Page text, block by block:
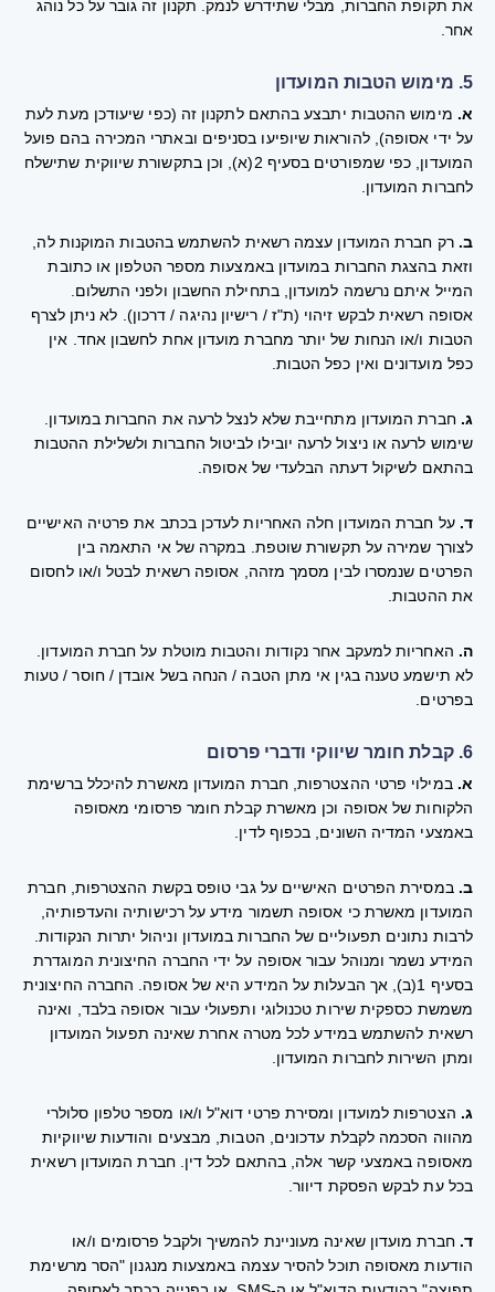
את תקופת החברות, מבלי שתידרש לנמק. תקנון זה גובר על כל נוהג
אחר.
5. מימוש הטבות המועדון
א. מימוש ההטבות יתבצע בהתאם לתקנון זה (כפי שיעודכן מעת לעת
על ידי אסופה), להוראות שיופיעו בסניפים ובאתרי המכירה בהם פועל
המועדון, כפי שמפורטים בסעיף 2(א), וכן בתקשורת שיווקית שתישלח
לחברות המועדון.
ב. רק חברת המועדון עצמה רשאית להשתמש בהטבות המוקנות לה,
וזאת בהצגת החברות במועדון באמצעות מספר הטלפון או כתובת
המייל איתם נרשמה למועדון, בתחילת החשבון ולפני התשלום.
אסופה רשאית לבקש זיהוי (ת"ז / רישיון נהיגה / דרכון). לא ניתן לצרף
הטבות ו/או הנחות של יותר מחברת מועדון אחת לחשבון אחד. אין
כפל מועדונים ואין כפל הטבות.
ג. חברת המועדון מתחייבת שלא לנצל לרעה את החברות במועדון.
שימוש לרעה או ניצול לרעה יובילו לביטול החברות ולשלילת ההטבות
בהתאם לשיקול דעתה הבלעדי של אסופה.
ד. על חברת המועדון חלה האחריות לעדכן בכתב את פרטיה האישיים
לצורך שמירה על תקשורת שוטפת. במקרה של אי התאמה בין
הפרטים שנמסרו לבין מסמך מזהה, אסופה רשאית לבטל ו/או לחסום
את ההטבות.
ה. האחריות למעקב אחר נקודות והטבות מוטלת על חברת המועדון.
לא תישמע טענה בגין אי מתן הטבה / הנחה בשל אובדן / חוסר / טעות
בפרטים.
6. קבלת חומר שיווקי ודברי פרסום
א. במילוי פרטי ההצטרפות, חברת המועדון מאשרת להיכלל ברשימת
הלקוחות של אסופה וכן מאשרת קבלת חומר פרסומי מאסופה
באמצעי המדיה השונים, בכפוף לדין.
ב. במסירת הפרטים האישיים על גבי טופס בקשת ההצטרפות, חברת
המועדון מאשרת כי אסופה תשמור מידע על רכישותיה והעדפותיה,
לרבות נתונים תפעוליים של החברות במועדון וניהול יתרות הנקודות.
המידע נשמר ומנוהל עבור אסופה על ידי החברה החיצונית המוגדרת
בסעיף 1(ב), אך הבעלות על המידע היא של אסופה. החברה החיצונית
משמשת כספקית שירות טכנולוגי ותפעולי עבור אסופה בלבד, ואינה
רשאית להשתמש במידע לכל מטרה אחרת שאינה תפעול המועדון
ומתן השירות לחברות המועדון.
ג. הצטרפות למועדון ומסירת פרטי דוא"ל ו/או מספר טלפון סלולרי
מהווה הסכמה לקבלת עדכונים, הטבות, מבצעים והודעות שיווקיות
מאסופה באמצעי קשר אלה, בהתאם לכל דין. חברת המועדון רשאית
בכל עת לבקש הפסקת דיוור.
ד. חברת מועדון שאינה מעוניינת להמשיך ולקבל פרסומים ו/או
הודעות מאסופה תוכל להסיר עצמה באמצעות מנגנון "הסר מרשימת